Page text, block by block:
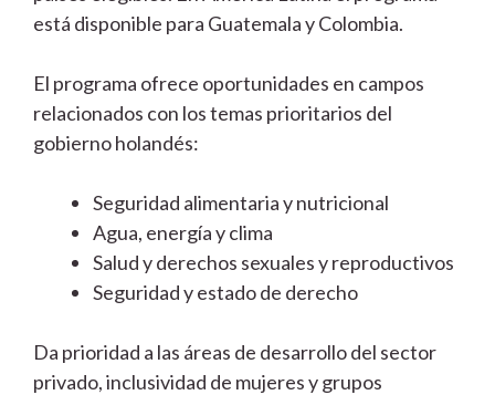
está disponible para Guatemala y Colombia.
El programa ofrece oportunidades en campos
relacionados con los temas prioritarios del
gobierno holandés:
Seguridad alimentaria y nutricional
Agua, energía y clima
Salud y derechos sexuales y reproductivos
Seguridad y estado de derecho
Da prioridad a las áreas de desarrollo del sector
privado, inclusividad de mujeres y grupos